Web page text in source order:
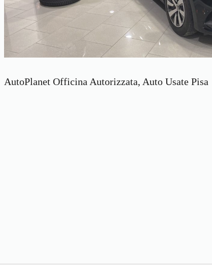
AutoPlanet Officina Autorizzata, Auto Usate Pisa